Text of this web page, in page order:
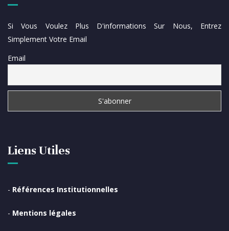
Liens Utiles
- Références Institutionnelles
- Mentions légales
Si Vous Voulez Plus D'informations Sur Nous, Entrez
Simplement Votre Email
Email